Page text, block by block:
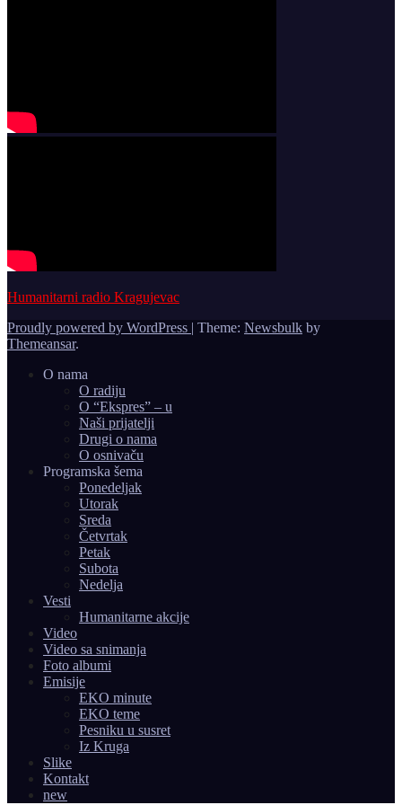
Humanitarni radio Kragujevac
Proudly powered by WordPress | Theme: Newsbulk by
Themeansar.
O nama
O radiju
O “Ekspres” – u
Naši prijatelji
Drugi o nama
O osnivaču
Programska šema
Ponedeljak
Utorak
Sreda
Četvrtak
Petak
Subota
Nedelja
Vesti
Humanitarne akcije
Video
Video sa snimanja
Foto albumi
Emisije
EKO minute
EKO teme
Pesniku u susret
Iz Kruga
Slike
Kontakt
new